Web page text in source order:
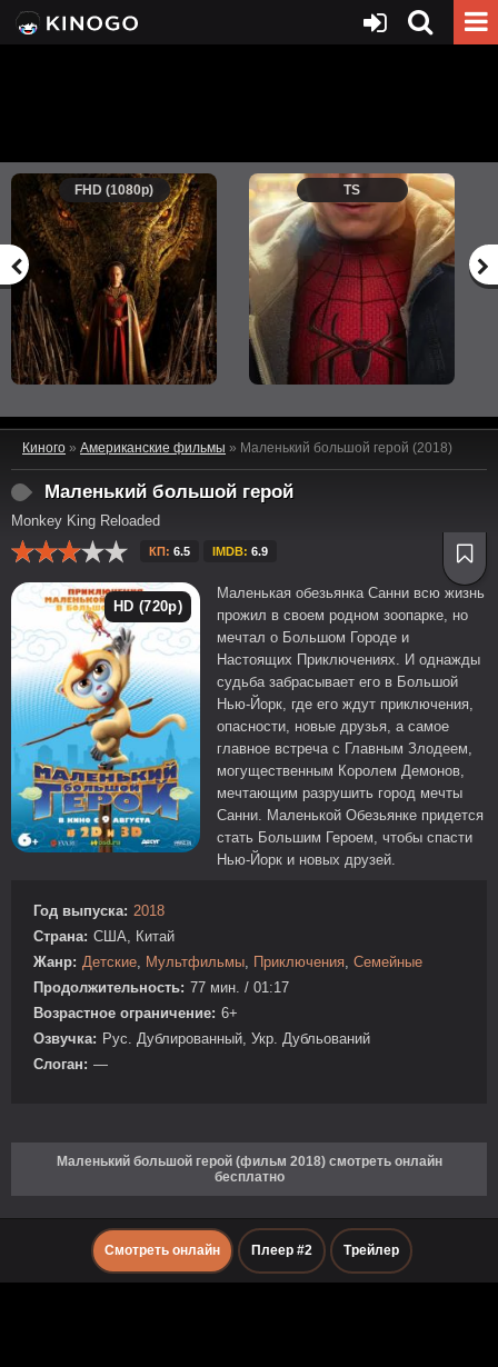
FHD (1080p) TS
Киного » Американские фильмы » Маленький большой герой (2018)
Маленький большой герой
Monkey King Reloaded
КП: 6.5 IMDB: 6.9
HD (720p)
Маленькая обезьянка Санни всю жизнь
прожил в своем родном зоопарке, но
мечтал о Большом Городе и
Настоящих Приключениях. И однажды
судьба забрасывает его в Большой
Нью-Йорк, где его ждут приключения,
опасности, новые друзья, а самое
главное встреча с Главным Злодеем,
могущественным Королем Демонов,
мечтающим разрушить город мечты
Санни. Маленькой Обезьянке придется
стать Большим Героем, чтобы спасти
Нью-Йорк и новых друзей.
Год выпуска: 2018
Страна: США, Китай
Жанр: Детские, Мультфильмы, Приключения, Семейные
Продолжительность: 77 мин. / 01:17
Возрастное ограничение: 6+
Озвучка: Рус. Дублированный, Укр. Дубльований
Слоган: —
Маленький большой герой (фильм 2018) смотреть онлайн
бесплатно
Смотреть онлайн Плеер #2 Трейлер